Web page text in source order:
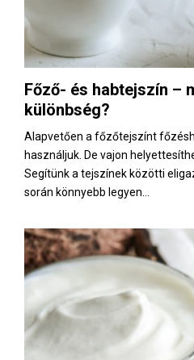
Főző- és habtejszín –
különbség?
Alapvetően a főzőtejszínt
használjuk. De vajon
Segítünk a tejszínek közötti
során könnyebb legyen...